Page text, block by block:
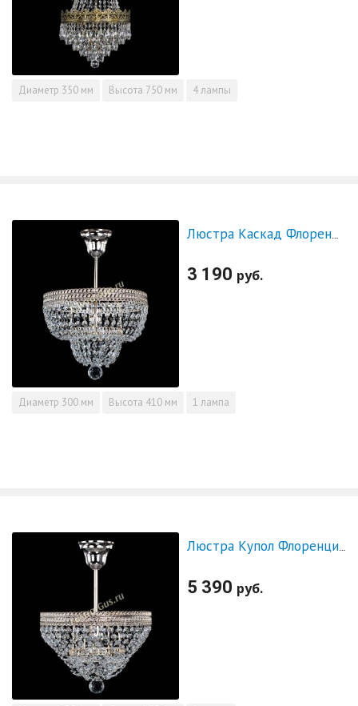
Диаметр 350 мм Высота 750 мм 4 лампы
Люстра Каскад Флоренция №1 малая
3 190 руб.
Диаметр 300 мм Высота 410 мм 1 лампа
Люстра Купол Флоренция №1 малая
5 390 руб.